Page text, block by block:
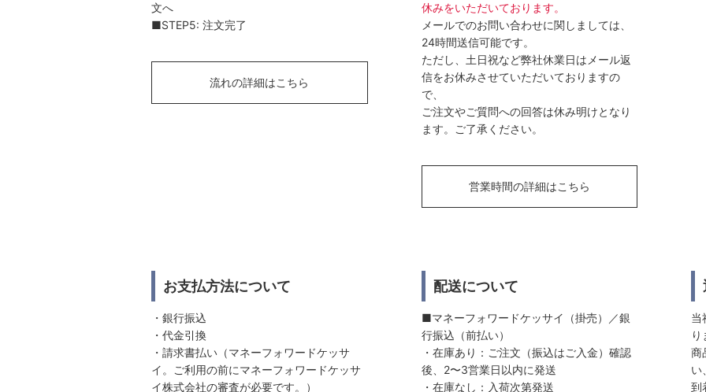
文へ
■STEP5: 注文完了
流れの詳細はこちら
休みをいただいております。
メールでのお問い合わせに関しましては、
24時間送信可能です。
ただし、土日祝など弊社休業日はメール返
信をお休みさせていただいておりますの
で、
ご注文やご質問への回答は休み明けとなり
ます。ご了承ください。
営業時間の詳細はこちら
お支払方法について
・銀行振込
・代金引換
・請求書払い（マネーフォワードケッサ
イ。ご利用の前にマネーフォワードケッサ
イ株式会社の審査が必要です。）
配送について
■マネーフォワードケッサイ（掛売）／銀
行振込（前払い）
・在庫あり：ご注文（振込はご入金）確認
後、2〜3営業日以内に発送
・在庫なし：入荷次第発送
当
り
商
い
到